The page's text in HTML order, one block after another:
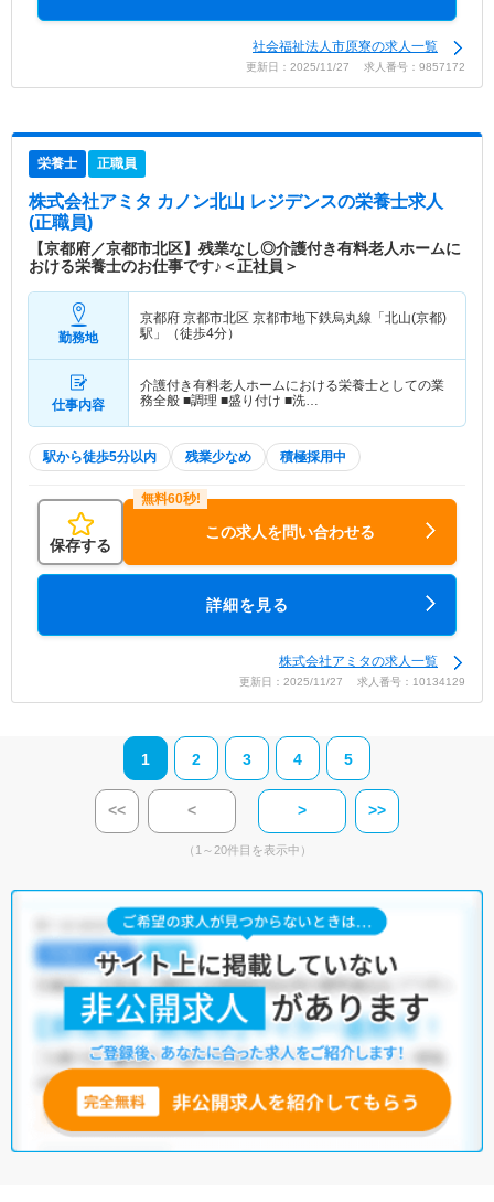
社会福祉法人市原寮の求人一覧
更新日：2025/11/27 求人番号：9857172
栄養士 正職員
株式会社アミタ カノン北山 レジデンスの栄養士求人
(正職員)
【京都府／京都市北区】残業なし◎介護付き有料老人ホームに
おける栄養士のお仕事です♪＜正社員＞
勤務地
京都府 京都市北区 京都市地下鉄烏丸線「北山(京都)
駅」（徒歩4分）
仕事内容
介護付き有料老人ホームにおける栄養士としての業
務全般 ■調理 ■盛り付け ■洗…
駅から徒歩5分以内 残業少なめ 積極採用中
保存する
この求人を問い合わせる
詳細を見る
株式会社アミタの求人一覧
更新日：2025/11/27 求人番号：10134129
1 2 3 4 5
<< < > >>
（1～20件目を表示中）